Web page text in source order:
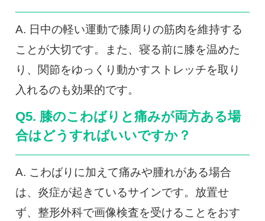
A. 日中の軽い運動で膝周りの筋肉を維持する
ことが大切です。また、寝る前に膝を温めた
り、関節をゆっくり動かすストレッチを取り
入れるのも効果的です。
Q5. 膝のこわばりと痛みが両方ある場
合はどうすればいいですか？
A. こわばりに加えて痛みや腫れがある場合
は、炎症が起きているサインです。放置せ
ず、整形外科で画像検査を受けることをおす